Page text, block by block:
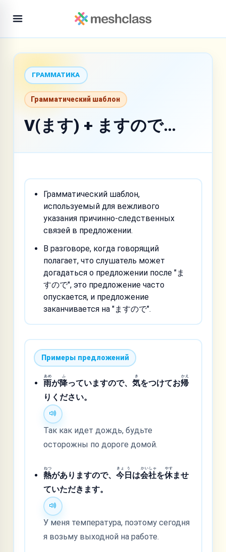
ГРАММАТИКА
Грамматический шаблон
V(ます) + ますので…
Грамматический шаблон,
используемый для вежливого
указания причинно-следственных
связей в предложении.
В разговоре, когда говорящий
полагает, что слушатель может
догадаться о предложении после "ま
すので", это предложение часто
опускается, и предложение
заканчивается на "ますので".
Примеры предложений
雨
あめ
が降
ふ
っていますので、気
き
をつけてお帰
かえ
りください。
Так как идет дождь, будьте
осторожны по дороге домой.
熱
ねつ
がありますので、今
きょ
日
う
は会
かい
社
しゃ
を休
やす
ませ
ていただきます。
У меня температура, поэтому сегодня
я возьму выходной на работе.